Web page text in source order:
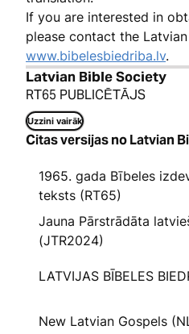
If you are interested in
please contact the
www.bibelesbiedriba.lv.
Latvian Bible Society
RT65 PUBLICĒTĀJS
Uzzini vairāk
Citas versijas no Latvian
1965. gada Bībeles
teksts (RT65)
Jauna Pārstrādāta
(JTR2024)
LATVIJAS BĪBELES
New Latvian Gospels